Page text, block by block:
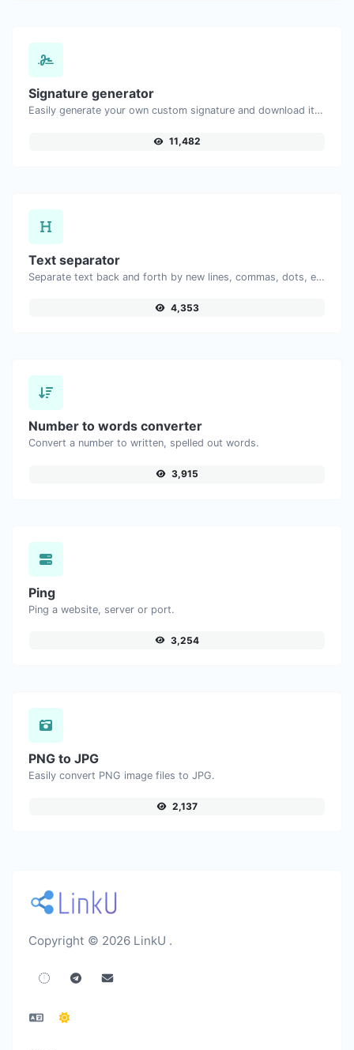
Signature generator
Easily generate your own custom signature and download it with ease.
11,482
Text separator
Separate text back and forth by new lines, commas, dots, etc.
4,353
Number to words converter
Convert a number to written, spelled out words.
3,915
Ping
Ping a website, server or port.
3,254
PNG to JPG
Easily convert PNG image files to JPG.
2,137
Copyright © 2026 LinkU .